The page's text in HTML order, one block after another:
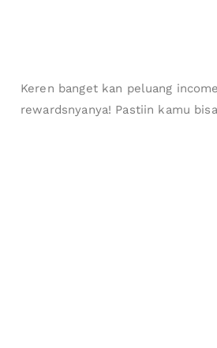
Keren banget kan peluang
rewardsnyanya! Pastiin kamu